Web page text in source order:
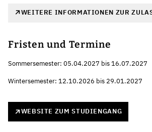
WEITERE INFORMATIONEN ZUR
Fristen und Termine
Sommersemester: 05.04.2027 bis 16.07.2027
Wintersemester: 12.10.2026 bis 29.01.2027
WEBSITE ZUM STUDIENGANG